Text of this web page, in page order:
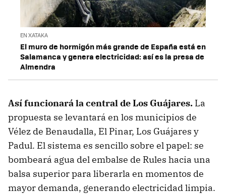
EN XATAKA
El muro de hormigón más grande de España está en
Salamanca y genera electricidad: así es la presa de
Almendra
Así funcionará la central de Los Guájares. La
propuesta se levantará en los municipios de
Vélez de Benaudalla, El Pinar, Los Guájares y
Padul. El sistema es sencillo sobre el papel: se
bombeará agua del embalse de Rules hacia una
balsa superior para liberarla en momentos de
mayor demanda, generando electricidad limpia.